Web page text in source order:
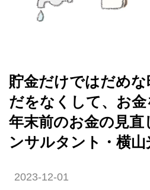
貯金だけではだめ
だをなくして、お金
年末前のお金の見直
ンサルタント・横山
2023-12-01